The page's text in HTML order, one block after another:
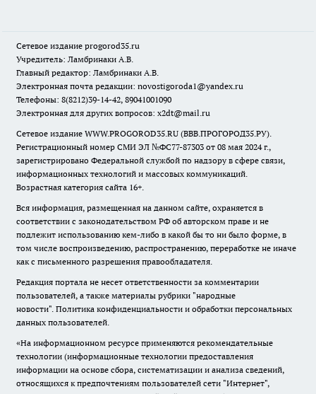
Сетевое издание progorod35.ru
Учредитель: Ламбринаки А.В.
Главный редактор: Ламбринаки А.В.
Электронная почта редакции: novostigoroda1@yandex.ru
Телефоны: 8(8212)39-14-42, 89041001090
Электронная для других вопросов: x2dt@mail.ru
Сетевое издание WWW.PROGOROD35.RU (ВВВ.ПРОГОРОД35.РУ).
Регистрационный номер СМИ ЭЛ №ФС77-87303 от 08 мая 2024 г.,
зарегистрировано Федеральной службой по надзору в сфере связи,
информационных технологий и массовых коммуникаций.
Возрастная категория сайта 16+.
Вся информация, размещенная на данном сайте, охраняется в
соответствии с законодательством РФ об авторском праве и не
подлежит использованию кем-либо в какой бы то ни было форме, в
том числе воспроизведению, распространению, переработке не иначе
как с письменного разрешения правообладателя.
Редакция портала не несет ответственности за комментарии
пользователей, а также материалы рубрики "народные
новости". Политика конфиденциальности и обработки персональных
данных пользователей.
«На информационном ресурсе применяются рекомендательные
технологии (информационные технологии предоставления
информации на основе сбора, систематизации и анализа сведений,
относящихся к предпочтениям пользователей сети "Интернет",